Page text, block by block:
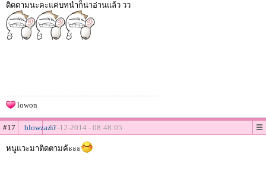
ติดตามนะคะแค่บทนำก็น่าอ่านแล้ว วว
lowon
#17 blowzazii17-12-2014 - 08:48:05
หนูแวะมาติดตามค้ะะะ